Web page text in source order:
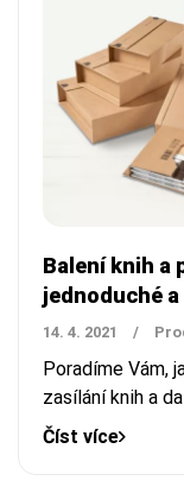
Balení knih a
jednoduché
14. 4. 2021 /
Poradíme Vám,
zasílání knih a
Číst více